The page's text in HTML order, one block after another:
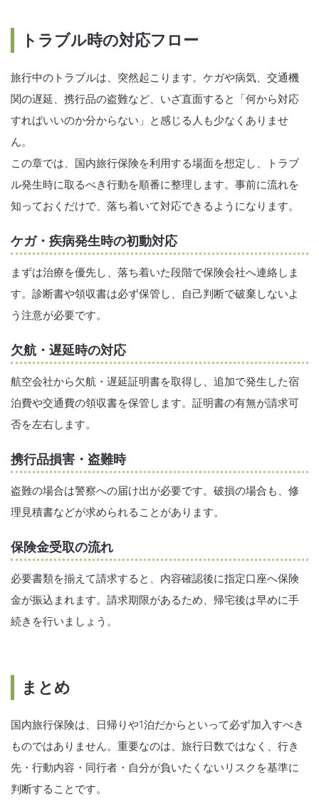
トラブル時の対応フロー
旅行中のトラブルは、突然起こります。ケガや病気、交通機
関の遅延、携行品の盗難など、いざ直面すると「何から対応
すればいいのか分からない」と感じる人も少なくありませ
ん。
この章では、国内旅行保険を利用する場面を想定し、トラブ
ル発生時に取るべき行動を順番に整理します。事前に流れを
知っておくだけで、落ち着いて対応できるようになります。
ケガ・疾病発生時の初動対応
まずは治療を優先し、落ち着いた段階で保険会社へ連絡しま
す。診断書や領収書は必ず保管し、自己判断で破棄しないよ
う注意が必要です。
欠航・遅延時の対応
航空会社から欠航・遅延証明書を取得し、追加で発生した宿
泊費や交通費の領収書を保管します。証明書の有無が請求可
否を左右します。
携行品損害・盗難時
盗難の場合は警察への届け出が必要です。破損の場合も、修
理見積書などが求められることがあります。
保険金受取の流れ
必要書類を揃えて請求すると、内容確認後に指定口座へ保険
金が振込まれます。請求期限があるため、帰宅後は早めに手
続きを行いましょう。
まとめ
国内旅行保険は、日帰りや1泊だからといって必ず加入すべき
ものではありません。重要なのは、旅行日数ではなく、行き
先・行動内容・同行者・自分が負いたくないリスクを基準に
判断することです。